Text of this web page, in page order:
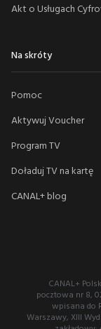
Akt o Usługach
Na skróty
Pomoc
Aktywuj Voucher
Program TV
Doładuj TV na kartę
CANAL+ blog
CANAL+
pocztowa nr 8,
wpisana do
Warszawy, XIII